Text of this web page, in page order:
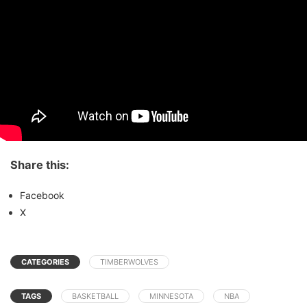
Share this:
Facebook
X
CATEGORIES TIMBERWOLVES
TAGS BASKETBALL MINNESOTA NBA